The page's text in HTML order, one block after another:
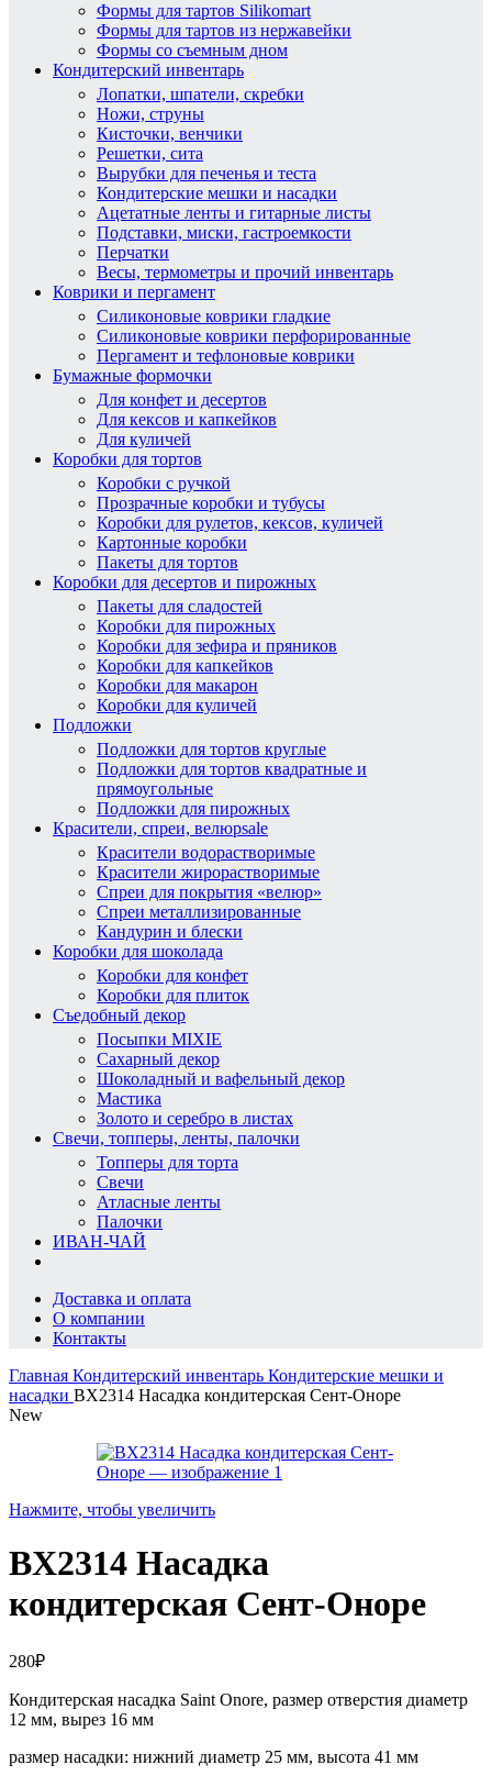
Формы для тартов Silikomart
Формы для тартов из нержавейки
Формы со съемным дном
Кондитерский инвентарь
Лопатки, шпатели, скребки
Ножи, струны
Кисточки, венчики
Решетки, сита
Вырубки для печенья и теста
Кондитерские мешки и насадки
Ацетатные ленты и гитарные листы
Подставки, миски, гастроемкости
Перчатки
Весы, термометры и прочий инвентарь
Коврики и пергамент
Силиконовые коврики гладкие
Силиконовые коврики перфорированные
Пергамент и тефлоновые коврики
Бумажные формочки
Для конфет и десертов
Для кексов и капкейков
Для куличей
Коробки для тортов
Коробки с ручкой
Прозрачные коробки и тубусы
Коробки для рулетов, кексов, куличей
Картонные коробки
Пакеты для тортов
Коробки для десертов и пирожных
Пакеты для сладостей
Коробки для пирожных
Коробки для зефира и пряников
Коробки для капкейков
Коробки для макарон
Коробки для куличей
Подложки
Подложки для тортов круглые
Подложки для тортов квадратные и
прямоугольные
Подложки для пирожных
Красители, спреи, велюрsale
Красители водорастворимые
Красители жирорастворимые
Спреи для покрытия «велюр»
Спреи металлизированные
Кандурин и блески
Коробки для шоколада
Коробки для конфет
Коробки для плиток
Съедобный декор
Посыпки MIXIE
Сахарный декор
Шоколадный и вафельный декор
Мастика
Золото и серебро в листах
Свечи, топперы, ленты, палочки
Топперы для торта
Свечи
Атласные ленты
Палочки
ИВАН-ЧАЙ
Доставка и оплата
О компании
Контакты
Главная Кондитерский инвентарь Кондитерские мешки и
насадки BX2314 Насадка кондитерская Сент-Оноре
New
Нажмите, чтобы увеличить
BX2314 Насадка
кондитерская Сент-Оноре
280₽
Кондитерская насадка Saint Onore, размер отверстия диаметр
12 мм, вырез 16 мм
размер насадки: нижний диаметр 25 мм, высота 41 мм